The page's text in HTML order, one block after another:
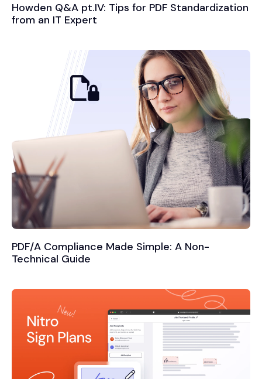
Howden Q&A pt.IV: Tips for PDF Standardization
from an IT Expert
PDF/A Compliance Made Simple: A Non-
Technical Guide